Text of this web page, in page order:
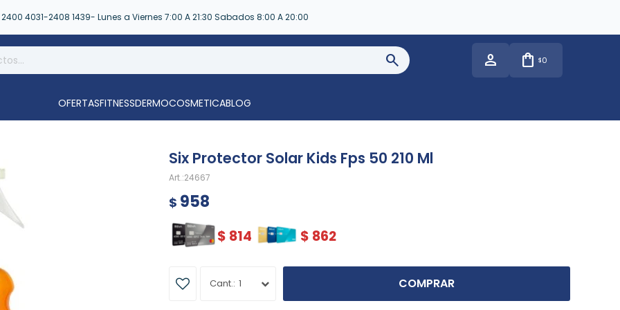
2400 4031-2408 1439- Lunes a Viernes 7:00 A 21:30 Sabados 8:00 A 20:00
$0
OFERTASFITNESSDERMOCOSMETICABLOG
Six Protector Solar Kids Fps 50 210 Ml
24667
$ 958
$ 814 $ 862
1 COMPRAR